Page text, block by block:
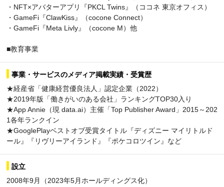
・NFT×アバターアプリ『PKCL Twins』（ココネ 東京オフィス）
・GameFi『ClawKiss』（cocone Connect）
・GameFi『Meta Livly』（cocone M）他
■教育事業
事業・サービスのメディア掲載実績・受賞歴
★経産省「健康経営優良法人」認定企業（2022）
★2019年版「働きがいのある会社」ランキングTOP30入り
★App Annie（現 data.ai）主催「Top Publisher Award」2015～202
1各年ランクイン
★GooglePlayベストオブ受賞タイトル『ディズニー マイリトルド
ール』『リヴリーアイランド』『ポケコロツイン』など
設立
2008年9月（2023年5月ホールディングス化）